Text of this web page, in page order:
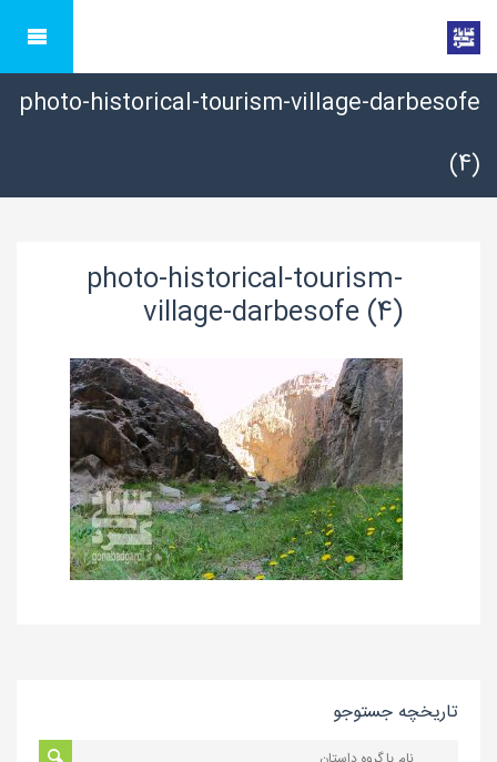
photo-historical-tourism-village-darbesofe
(4)
photo-historical-tourism-
village-darbesofe (4)
تاریخچه جستوجو